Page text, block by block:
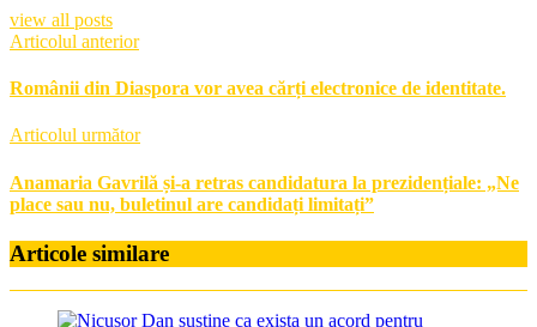
view all posts
Articolul anterior
Românii din Diaspora vor avea cărți electronice de identitate.
Articolul următor
Anamaria Gavrilă și-a retras candidatura la prezidențiale: „Ne
place sau nu, buletinul are candidați limitați”
Articole similare